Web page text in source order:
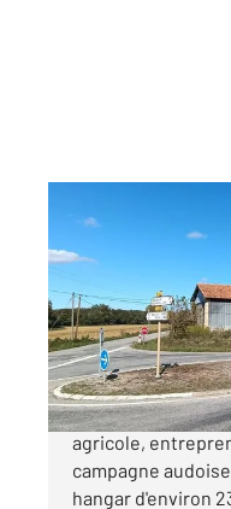
PECHARIC ET LE
Ref : 7494
à vendre
35
Idéal pour les
agricole,
campagne
hangar d'environ